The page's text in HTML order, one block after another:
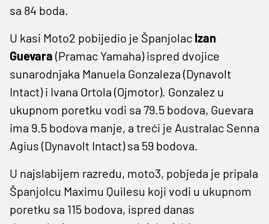
sa 84 boda.
U kasi Moto2 pobijedio je Španjolac Izan
Guevara (Pramac Yamaha) ispred dvojice
sunarodnjaka Manuela Gonzaleza (Dynavolt
Intact) i Ivana Ortola (Ojmotor). Gonzalez u
ukupnom poretku vodi sa 79.5 bodova, Guevara
ima 9.5 bodova manje, a treći je Australac Senna
Agius (Dynavolt Intact) sa 59 bodova.
U najslabijem razredu, moto3, pobjeda je pripala
Španjolcu Maximu Quilesu koji vodi u ukupnom
poretku sa 115 bodova, ispred danas